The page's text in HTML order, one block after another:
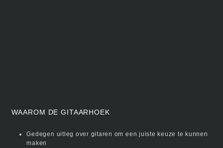
WAAROM DE GITAARHOEK
Gedegen uitleg over gitaren om een juiste keuze te kunnen
maken